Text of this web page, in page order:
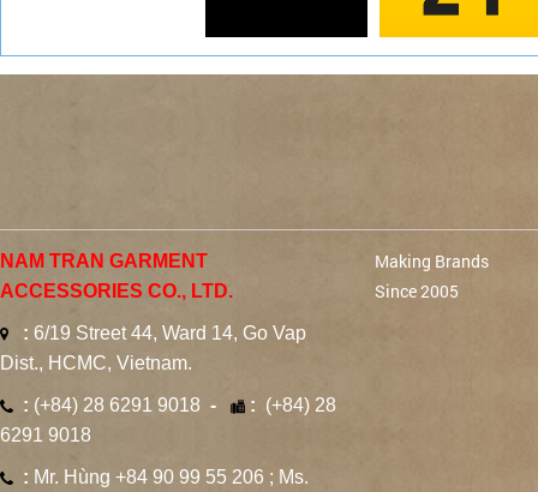
NAM TRAN GARMENT
ACCESSORIES CO., LTD.
: 6/19 Street 44, Ward 14, Go Vap
Dist., HCMC, Vietnam.
: (+84) 28 6291 9018 - : (+84) 28
6291 9018
: Mr. Hùng +84 90 99 55 206 ; Ms.
Making Brands
Since 2005